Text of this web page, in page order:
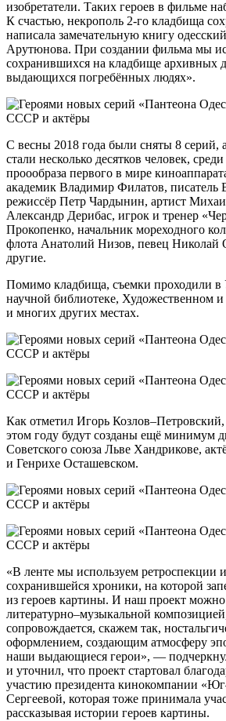
изобретатели. Таких героев в фильме
К счастью, некрополь 2-го кладбища
написала замечательную книгу
Арутюнова. При создании фильма мы
сохранившихся на кладбище архивных
выдающихся погребённых людях».
С весны 2018 года были сняты 8 серий,
стали несколько десятков человек,
проообраза первого в мире
академик Владимир Филатов, писатель
режиссёр Петр Чардынин, артист
Александр Дерибас, игрок и тренер
Прокопенко, начальник мореходного
флота Анатолий Низов, певец Николай
другие.
Помимо кладбища, съемки проходили в
научной библиотеке, Художественном
и многих других местах.
Как отметил Игорь Козлов–Петровский,
этом году будут созданы ещё минимум
Советского союза Льве Хандрикове,
и Генрихе Осташевском.
«В ленте мы используем ретроспекции
сохранившейся хроники, на которой
из героев картины. И наш проект можно
литературно–музыкальной
сопровождается, скажем так,
оформлением, создающим атмосферу
наши выдающиеся герои», —
и уточнил, что проект стартовал
участию президента кинокомпании
Сергеевой, которая тоже принимала
рассказывая истории героев картины.